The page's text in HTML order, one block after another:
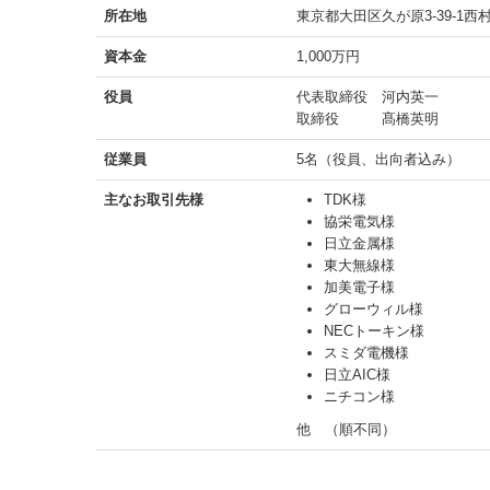
所在地 東京都大田区久が原3-39-1西
資本金 1,000万円
役員
代表取締役 河内英一
取締役 髙橋英明
従業員 5名（役員、出向者込み）
主なお取引先様
TDK様
協栄電気様
日立金属様
東大無線様
加美電子様
グローウィル様
NECトーキン様
スミダ電機様
日立AIC様
ニチコン様
他 （順不同）